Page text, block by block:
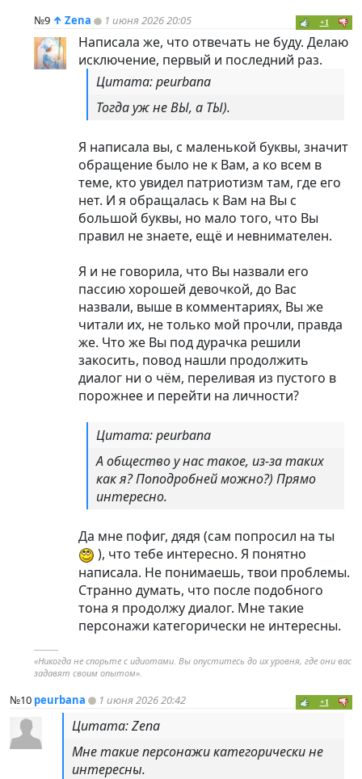
№9 ↑ Zena 1 июня 2026 20:05 +1
Написала же, что отвечать не буду. Делаю
исключение, первый и последний раз.
Цитата: peurbana
Тогда уж не ВЫ, а ТЫ).
Я написала вы, с маленькой буквы, значит
обращение было не к Вам, а ко всем в
теме, кто увидел патриотизм там, где его
нет. И я обращалась к Вам на Вы с
большой буквы, но мало того, что Вы
правил не знаете, ещё и невнимателен.
Я и не говорила, что Вы назвали его
пассию хорошей девочкой, до Вас
назвали, выше в комментариях, Вы же
читали их, не только мой прочли, правда
же. Что же Вы под дурачка решили
закосить, повод нашли продолжить
диалог ни о чём, переливая из пустого в
порожнее и перейти на личности?
Цитата: peurbana
А общество у нас такое, из-за таких
как я? Поподробней можно?) Прямо
интересно.
Да мне пофиг, дядя (сам попросил на ты
), что тебе интересно. Я понятно
написала. Не понимаешь, твои проблемы.
Странно думать, что после подобного
тона я продолжу диалог. Мне такие
персонажи категорически не интересны.
----------
«Никогда не спорьте с идиотами. Вы опуститесь до их уровня, где они вас
задавят своим опытом».
№10 peurbana 1 июня 2026 20:42 +1
Цитата: Zena
Мне такие персонажи категорически не
интересны.